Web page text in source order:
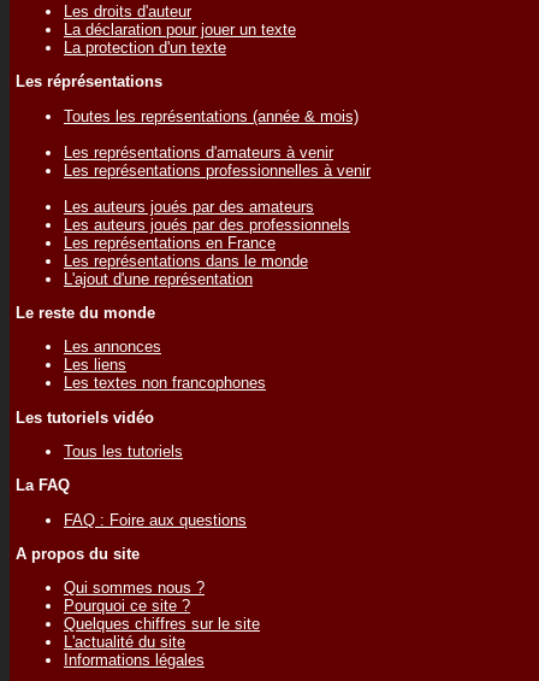
Les droits d'auteur
La déclaration pour jouer un texte
La protection d'un texte
Les réprésentations
Toutes les représentations (année & mois)
Les représentations d'amateurs à venir
Les représentations professionnelles à venir
Les auteurs joués par des amateurs
Les auteurs joués par des professionnels
Les représentations en France
Les représentations dans le monde
L'ajout d'une représentation
Le reste du monde
Les annonces
Les liens
Les textes non francophones
Les tutoriels vidéo
Tous les tutoriels
La FAQ
FAQ : Foire aux questions
A propos du site
Qui sommes nous ?
Pourquoi ce site ?
Quelques chiffres sur le site
L'actualité du site
Informations légales